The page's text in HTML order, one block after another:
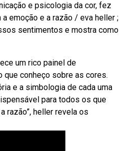
e psicologia da cor, fez
emoção e a razão / eva heller ;
sentimentos e mostra como
um rico painel de
conheço sobre as cores.
e a simbologia de cada uma
para todos os que
razão”, heller revela os